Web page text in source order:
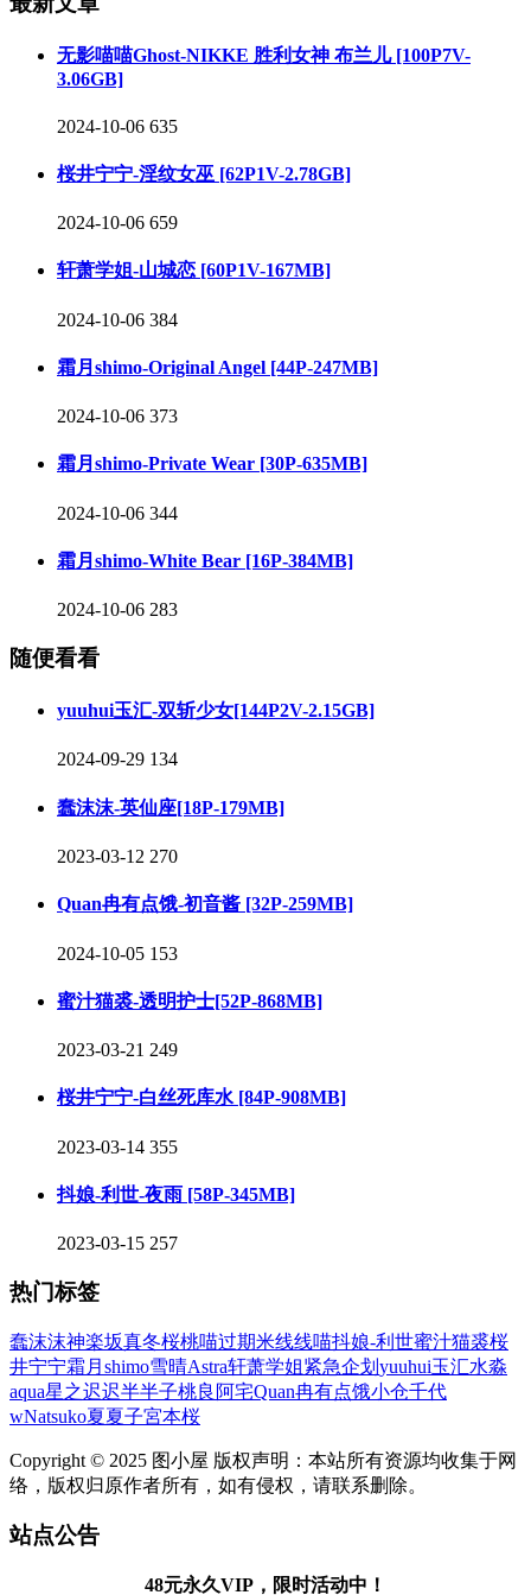
无影喵喵Ghost-NIKKE 胜利女神 布兰儿 [100P7V-
3.06GB]
2024-10-06 635
桜井宁宁-淫纹女巫 [62P1V-2.78GB]
2024-10-06 659
轩萧学姐-山城恋 [60P1V-167MB]
2024-10-06 384
霜月shimo-Original Angel [44P-247MB]
2024-10-06 373
霜月shimo-Private Wear [30P-635MB]
2024-10-06 344
霜月shimo-White Bear [16P-384MB]
2024-10-06 283
随便看看
yuuhui玉汇-双斩少女[144P2V-2.15GB]
2024-09-29 134
蠢沫沫-英仙座[18P-179MB]
2023-03-12 270
Quan冉有点饿-初音酱 [32P-259MB]
2024-10-05 153
蜜汁猫裘-透明护士[52P-868MB]
2023-03-21 249
桜井宁宁-白丝死库水 [84P-908MB]
2023-03-14 355
抖娘-利世-夜雨 [58P-345MB]
2023-03-15 257
热门标签
蠢沫沫神楽坂真冬桜桃喵过期米线线喵抖娘-利世蜜汁猫裘桜
井宁宁霜月shimo雪晴Astra轩萧学姐紧急企划 yuuhui玉汇水淼
aqua星之迟迟半半子桃良阿宅Quan冉有点饿小仓千代
wNatsuko夏夏子宮本桜
Copyright © 2025 图小屋 版权声明：本站所有资源均收集于网
络，版权归原作者所有，如有侵权，请联系删除。
站点公告
48元永久VIP，限时活动中！